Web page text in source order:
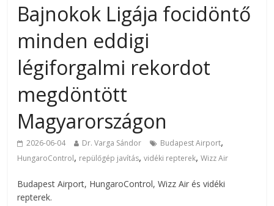
Bajnokok Ligája focidöntő
minden eddigi
légiforgalmi rekordot
megdöntött
Magyarországon
2026-06-04 Dr. Varga Sándor Budapest Airport,
HungaroControl, repülőgép javítás,vidéki repterek,Wizz Air
Budapest Airport, HungaroControl, Wizz Air és vidéki
repterek.